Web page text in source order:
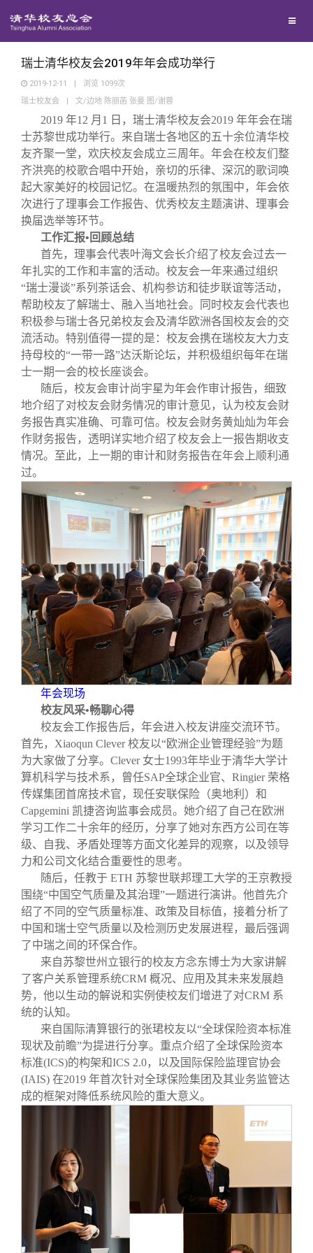
地区联络
年级联络
院系校友工作
专业委员会
兴趣群体
西南联大校友会
回馈母校
捐赠项目
捐赠新闻
捐赠纪事
捐赠方法
义工计划
媒体平台
《清华校友通讯》
《水木清华》
我要订阅
新媒体平台
百年清华
清华人物
清华故事
青春风采
校友文苑
校友讲坛
校友视界
校友服务
终身学习
信息化服务
三创大赛
实用信息
校友总会
总会简介
会长致辞
总会章程
理事会名单
制度法规
联系我们
关闭
瑞士清华校友会2019年年会成功举行
2019-12-11 | 浏览 1099次
瑞士校友会
| 文/边地 陈丽菡 张曼 图/谢蓉
2019 年12 月1 日，瑞士清华校友会2019 年年会在瑞
士苏黎世成功举行。来自瑞士各地区的五十余位清华校
友齐聚一堂，欢庆校友会成立三周年。年会在校友们整
齐洪亮的校歌合唱中开始，亲切的乐律、深沉的歌词唤
起大家美好的校园记忆。在温暖热烈的氛围中，年会依
次进行了理事会工作报告、优秀校友主题演讲、理事会
换届选举等环节。
工作汇报•回顾总结
首先，理事会代表叶海文会长介绍了校友会过去一
年扎实的工作和丰富的活动。校友会一年来通过组织
“瑞士漫谈”系列茶话会、机构参访和徒步联谊等活动，
帮助校友了解瑞士、融入当地社会。同时校友会代表也
积极参与瑞士各兄弟校友会及清华欧洲各国校友会的交
流活动。特别值得一提的是：校友会携在瑞校友大力支
持母校的“一带一路”达沃斯论坛，并积极组织每年在瑞
士一期一会的校长座谈会。
随后，校友会审计尚宇星为年会作审计报告，细致
地介绍了对校友会财务情况的审计意见，认为校友会财
务报告真实准确、可靠可信。校友会财务黄灿灿为年会
作财务报告，透明详实地介绍了校友会上一报告期收支
情况。至此，上一期的审计和财务报告在年会上顺利通
过。
年会现场
校友风采•畅聊心得
校友会工作报告后，年会进入校友讲座交流环节。
首先，Xiaoqun Clever 校友以“欧洲企业管理经验”为题
为大家做了分享。Clever 女士1993年毕业于清华大学计
算机科学与技术系，曾任SAP全球企业官、Ringier 荣格
传媒集团首席技术官，现任安联保险（奥地利）和
Capgemini 凯捷咨询监事会成员。她介绍了自己在欧洲
学习工作二十余年的经历，分享了她对东西方公司在等
级、自我、矛盾处理等方面文化差异的观察，以及领导
力和公司文化结合重要性的思考。
随后，任教于 ETH 苏黎世联邦理工大学的王京教授
围绕“中国空气质量及其治理”一题进行演讲。他首先介
绍了不同的空气质量标准、政策及目标值，接着分析了
中国和瑞士空气质量以及检测历史发展进程，最后强调
了中瑞之间的环保合作。
来自苏黎世州立银行的校友方念东博士为大家讲解
了客户关系管理系统CRM 概况、应用及其未来发展趋
势，他以生动的解说和实例使校友们增进了对CRM 系
统的认知。
来自国际清算银行的张珺校友以“全球保险资本标准
现状及前瞻”为提进行分享。重点介绍了全球保险资本
标准(ICS)的构架和ICS 2.0，以及国际保险监理官协会
(IAIS) 在2019 年首次针对全球保险集团及其业务监管达
成的框架对降低系统风险的重大意义。